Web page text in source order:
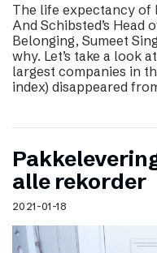
The life expectancy
And Schibsted’s Head
Belonging, Sumeet
why. Let’s take a look
largest companies in
index) disappeared
alle rekorder
2021-01-18